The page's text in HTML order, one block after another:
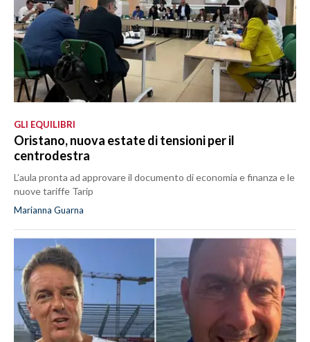
GLI EQUILIBRI
Oristano, nuova estate di tensioni per il
centrodestra
L’aula pronta ad approvare il documento di economia e finanza e le
nuove tariffe Tarip
Marianna Guarna